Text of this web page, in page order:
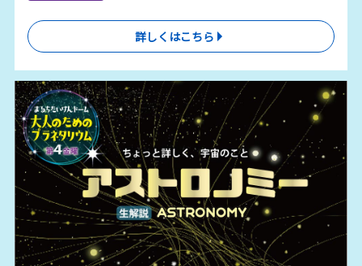
詳しくはこちら